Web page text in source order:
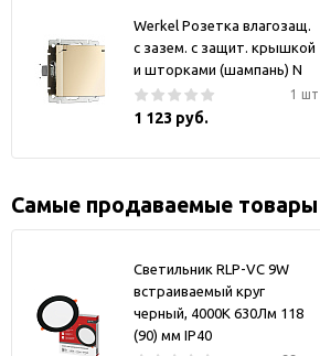
Werkel Розетка влагозащ.
с зазем. с защит. крышкой
и шторками (шампань) N
1 шт
1 123 руб.
Самые продаваемые товары
Светильник RLP-VC 9W
встраиваемый круг
черный, 4000К 630Лм 118
(90) мм IP40